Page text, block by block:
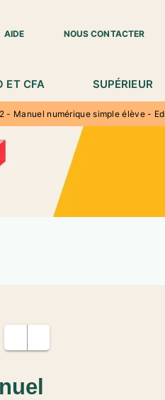
AIDE
NOUS CONTACTER
ET CFA SUPÉRIEUR
- Manuel numérique simple élève -